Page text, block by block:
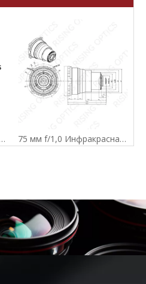
Каталог атермальных инфракрасных линз 75 мм f/1,0 Инфракрасная атермальная линза для 640x512-17UM Detector